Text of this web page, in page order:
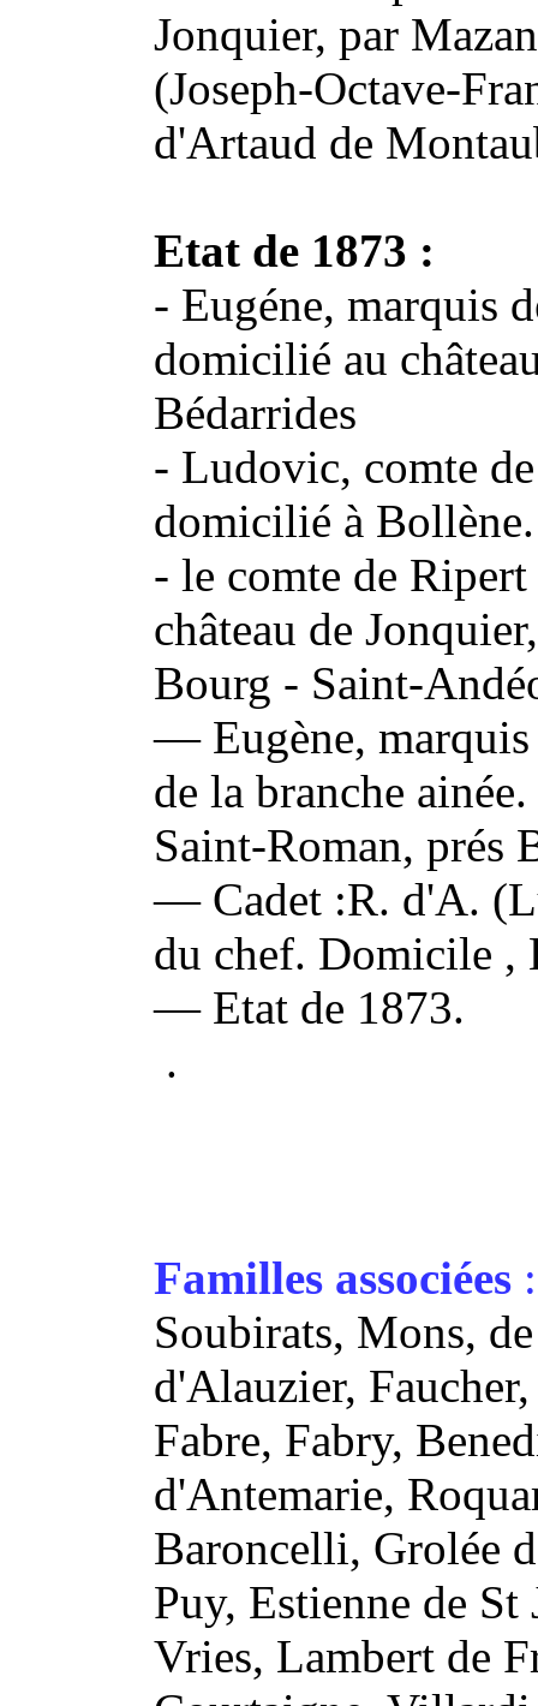
Jonquier, par
(Joseph-Octave-
d'Artaud de
Etat de 1873 :
- Eugéne, marquis
domicilié au
Bédarrides
- Ludovic, comte
domicilié à Bollène.
- le comte de
château de
Bourg - Saint-
— Eugène,
de la branche
Saint-Roman, prés
— Cadet :R. d'A.
du chef. Domicile ,
— Etat de 1873.
.
Familles associées :
Soubirats, Mons,
d'Alauzier,
Fabre, Fabry,
d'Antemarie,
Baroncelli, Grolée
Puy, Estienne de
Vries, Lambert de